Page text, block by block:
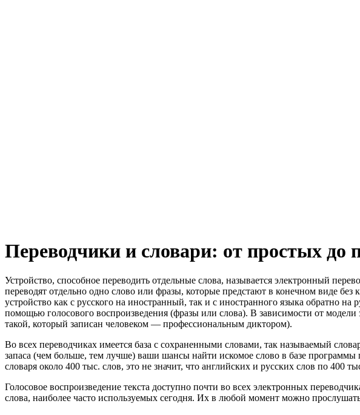
Переводчики и словари: от простых до
Устройство, способное переводить отдельные слова, называется электронный
переводят отдельно одно слово или фразы, которые предстают в конечном виде без
устройство как с русского на иностранный, так и с иностранного языка обратно на
помощью голосового воспроизведения (фразы или слова). В зависимости от
такой, который записан человеком — профессиональным диктором).
Во всех переводчиках имеется база с сохраненными словами, так называемый
запаса (чем больше, тем лучше) ваши шансы найти искомое слово в базе программы
словаря около 400 тыс. слов, это не значит, что английских и русских слов по 400
Голосовое воспроизведение текста доступно почти во всех электронных
слова, наиболее часто используемых сегодня. Их в любой момент можно